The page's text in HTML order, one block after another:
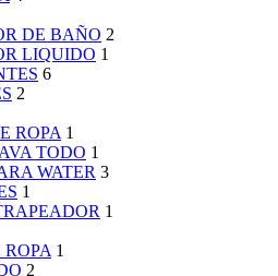
DE BAÑO 2
LIQUIDO 1
6
2
ROPA 1
TODO 1
WATER 3
1
1
1
2